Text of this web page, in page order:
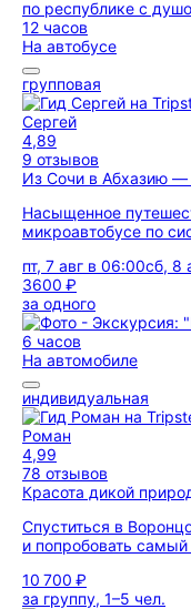
12 часов
На автобусе
групповая
Сергей
4,89
9 отзывов
Из Сочи в Абхазию —
Насыщенное
микроавтобусе по
пт, 7 авг в 06:00сб, 8
3600 ₽
за одного
6 часов
На автомобиле
индивидуальная
Роман
4,99
78 отзывов
Красота дикой
Спуститься в
и попробовать
10 700 ₽
за группу, 1–5 чел.